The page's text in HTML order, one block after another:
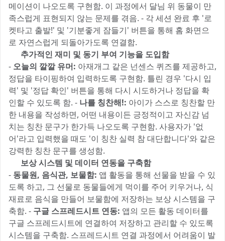
메이션이 나오도록 구현함. 이 과정에서 달님 위 동물이 만
족스럽게 표현되지 않는 문제를 겪음. - 각 세션 완료 후 '로
켓타고 출발!' 및 '기분좋게 잠들기' 버튼을 통해 홈 화면으
로 자연스럽게 되돌아가도록 연결함.
4️⃣ 추가적인 재미 및 동기 부여 기능을 도입함
- 오늘의 깔깔 유머: 아재개그 같은 넌센스 퀴즈를 제공하고,
정답을 타이핑하여 입력하도록 구현함. 틀린 경우 '다시 입
력' 및 '정답 확인' 버튼을 통해 다시 시도하거나 정답을 확
인할 수 있도록 함. - 나를 칭찬해!: 아이가 스스로 칭찬할 만
한 내용을 작성하면, 어떤 내용이든 긍정적이고 자신감 넘
치는 칭찬 문구가 한가득 나오도록 구현함. 사용자가 '없
어'라고 입력했을 때도 '이 칭찬 실력 참 대단합니다'와 같은
강력한 칭찬 문구를 생성함.
5️⃣ 보상 시스템 및 데이터 연동을 구축함
- 동물원, 음식관, 보물함: 앱 활동을 통해 선물을 받을 수 있
도록 하고, 그 선물로 동물들에게 먹이를 주어 키우거나, 식
재료로 음식을 만들어 보물함에 저장하는 보상 시스템을 구
축함. - 구글 스프레드시트 연동: 앱의 모든 활동 데이터를
구글 스프레드시트에 연결하여 저장하고 관리할 수 있도록
시스템을 구축함. 스프레드시트 연결 과정에서 어려움이 발